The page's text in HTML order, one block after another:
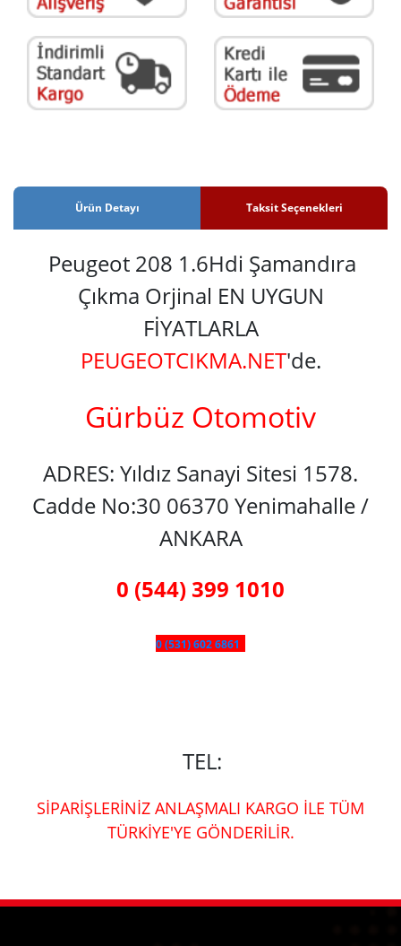
Ürün Detayı Taksit Seçenekleri
Peugeot 208 1.6Hdi Şamandıra
Çıkma Orjinal EN UYGUN
FİYATLARLA
PEUGEOTCIKMA.NET'de.
Gürbüz Otomotiv
ADRES: Yıldız Sanayi Sitesi 1578.
Cadde No:30 06370 Yenimahalle /
ANKARA
0 (544) 399 1010
0 (531) 602 6861
TEL:
SİPARİŞLERİNİZ ANLAŞMALI KARGO İLE TÜM
TÜRKİYE'YE GÖNDERİLİR.